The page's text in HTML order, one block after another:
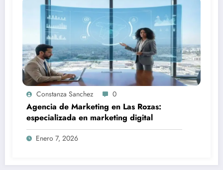
Constanza Sanchez 0
Agencia de Marketing en Las Rozas:
especializada en marketing digital
Enero 7, 2026